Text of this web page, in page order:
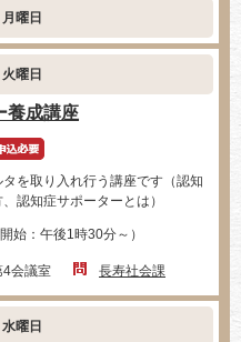
月曜日
火曜日
養成講座
を取り入れ行う講座です（認知
認知症サポーターとは）
：午後1時30分～）
会議室 長寿社会課
水曜日